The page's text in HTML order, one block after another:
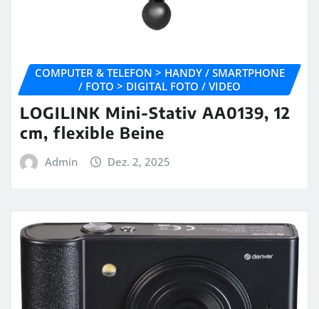
COMPUTER & TELEFON > HANDY / SMARTPHONE
/ FOTO > DIGITAL FOTO / VIDEO
LOGILINK Mini-Stativ AA0139, 12
cm, flexible Beine
Admin Dez. 2, 2025